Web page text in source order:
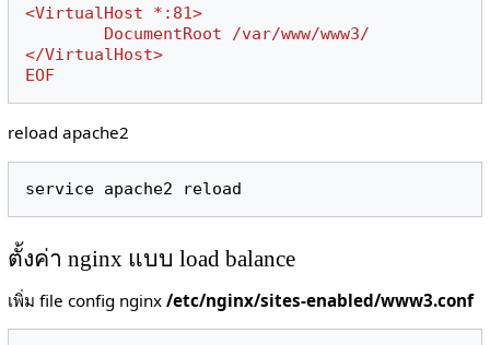
<VirtualHost *:81>
        DocumentRoot /var/www/www3/
</VirtualHost>
EOF
reload apache2
ตั้งค่า nginx แบบ load balance
เพิ่ม file config nginx /etc/nginx/sites-enabled/www3.conf